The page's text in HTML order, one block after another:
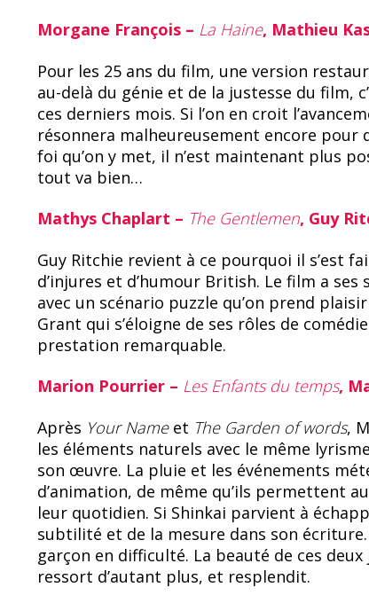
Morgane François – La Haine, Mathieu
Pour les 25 ans du film, une version
au-delà du génie et de la justesse du film,
ces derniers mois. Si l’on en croit
résonnera malheureusement encore
foi qu’on y met, il n’est maintenant plus
tout va bien…
Mathys Chaplart – The Gentlemen, Guy
Guy Ritchie revient à ce pourquoi il s’est
d’injures et d’humour British. Le film a
avec un scénario puzzle qu’on prend
Grant qui s’éloigne de ses rôles de
prestation remarquable.
Marion Pourrier – Les Enfants du temps,
Après Your Nameet The Garden of words,
les éléments naturels avec le même
son œuvre. La pluie et les événements
d’animation, de même qu’ils permettent
leur quotidien. Si Shinkai parvient à
subtilité et de la mesure dans son
garçon en difficulté. La beauté de ces
ressort d’autant plus, et resplendit.